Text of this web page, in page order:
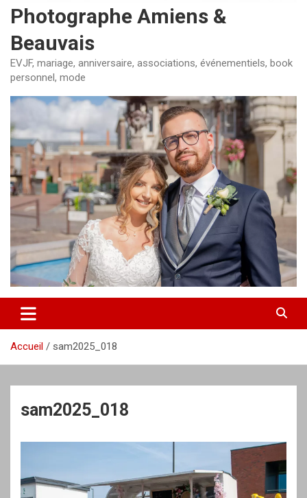
Photographe Amiens &
Beauvais
EVJF, mariage, anniversaire, associations, événementiels, book
personnel, mode
Accueil sam2025_018
sam2025_018